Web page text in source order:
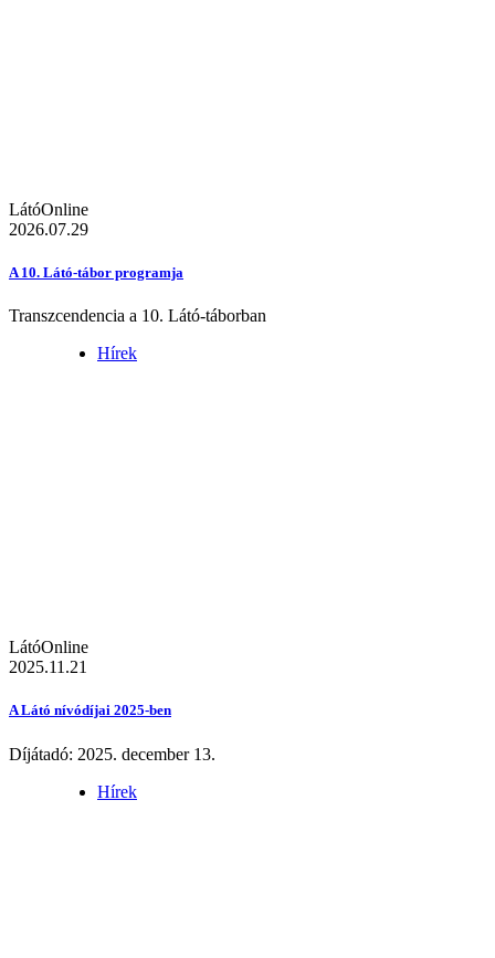
LátóOnline
2026.07.29
A 10. Látó-tábor programja
Transzcendencia a 10. Látó-táborban
Hírek
LátóOnline
2025.11.21
A Látó nívódíjai 2025-ben
Díjátadó: 2025. december 13.
Hírek